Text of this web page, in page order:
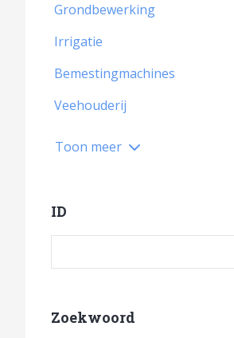
Grondbewerking
Irrigatie
Bemestingmachines
Veehouderij
Toon meer
ID
Zoekwoord